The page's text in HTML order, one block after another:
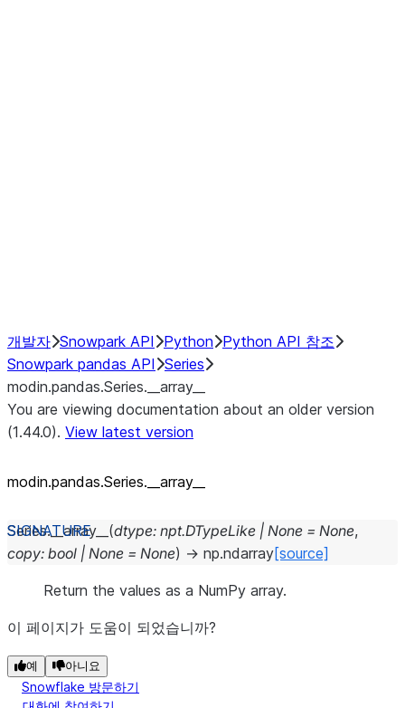
개발자 Snowpark API Python Python API 참조
Snowpark pandas API Series
modin.pandas.Series.__array__
You are viewing documentation about an older version
(1.44.0). View latest version
modin.pandas.Series._ array_
Series.__array__ (dtype: npt.DTypeLike | None = None,
copy: bool | None = None) → np.ndarray[source]
Return the values as a NumPy array.
이 페이지가 도움이 되었습니까?
예 아니요
Snowflake 방문하기